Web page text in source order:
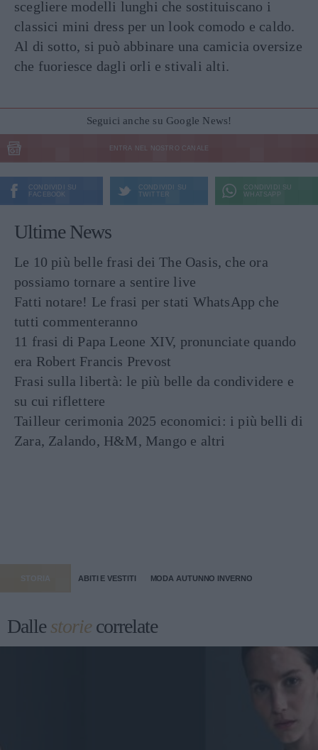
scegliere modelli lunghi che sostituiscano i
classici mini dress per un look comodo e caldo.
Al di sotto, si può abbinare una camicia oversize
che fuoriesce dagli orli e stivali alti.
Seguici anche su Google News!
ENTRA NEL NOSTRO CANALE
CONDIVIDI SU
FACEBOOK
CONDIVIDI SU
TWITTER
CONDIVIDI SU
WHATSAPP
Ultime News
Le 10 più belle frasi dei The Oasis, che ora
possiamo tornare a sentire live
Fatti notare! Le frasi per stati WhatsApp che
tutti commenteranno
11 frasi di Papa Leone XIV, pronunciate quando
era Robert Francis Prevost
Frasi sulla libertà: le più belle da condividere e
su cui riflettere
Tailleur cerimonia 2025 economici: i più belli di
Zara, Zalando, H&M, Mango e altri
STORIA ABITI E VESTITI MODA AUTUNNO INVERNO
Dallestoriecorrelate